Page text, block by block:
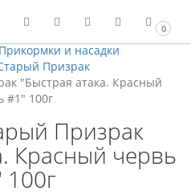
0
Прикормки и насадки
Призрак
"Быстрая атака. Красный
#1" 100г
Призрак
Красный червь